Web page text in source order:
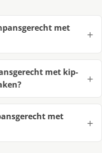
met
met kip-
met